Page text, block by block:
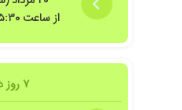
از ساعت ۱۵:۳۰ الی ۲۰:۱۰
۷ روز دیگر